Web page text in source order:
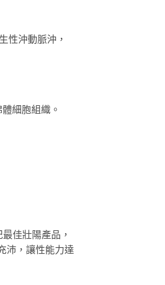
性沖動脈沖，
細胞組織。
佳壯陽產品，
沛，讓性能力達